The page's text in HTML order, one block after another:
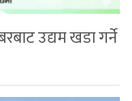
उद्यम खडा गर्ने